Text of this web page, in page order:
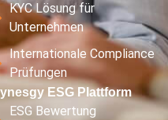
KYC Lösung für
Unternehmen
Internationale Compliance
Prüfungen
ESG Plattform
ESG Bewertung